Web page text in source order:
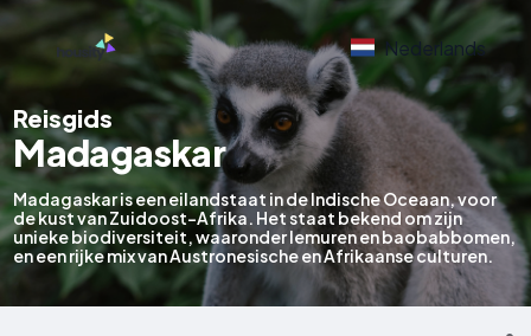
Nederlands
Reisgids
Madagaskar
Madagaskar is een eilandstaat in de Indische Oceaan, voor
de kust van Zuidoost-Afrika. Het staat bekend om zijn
unieke biodiversiteit, waaronder lemuren en baobabbomen,
en een rijke mix van Austronesische en Afrikaanse culturen.